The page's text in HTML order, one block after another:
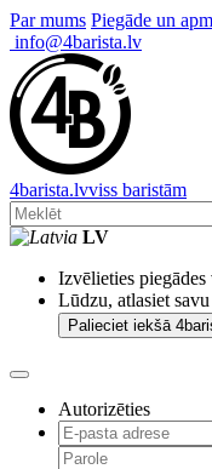
Par mums Piegāde un
info@4barista.lv
4barista.lvviss baristām
LV
Izvēlieties piegādes
Lūdzu, atlasiet
Palieciet iekšā
Autorizēties